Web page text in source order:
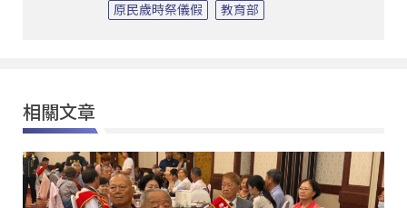
原民歲時祭儀假
教育部
相關文章